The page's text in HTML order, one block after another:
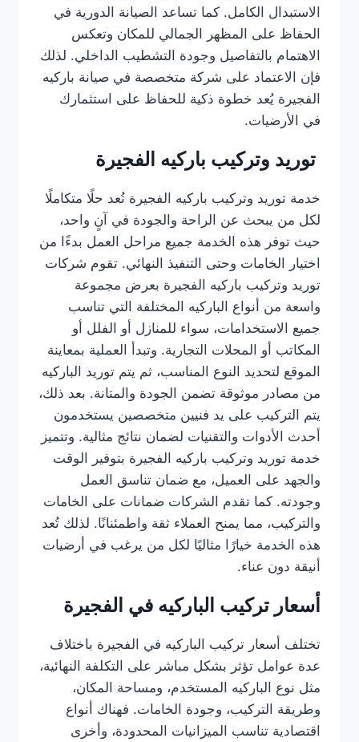
الاستبدال الكامل. كما تساعد الصيانة الدورية في
الحفاظ على المظهر الجمالي للمكان وتعكس
الاهتمام بالتفاصيل وجودة التشطيب الداخلي. لذلك
فإن الاعتماد على شركة متخصصة في صيانة باركيه
الفجيرة يُعد خطوة ذكية للحفاظ على استثمارك
في الأرضيات.
توريد وتركيب باركيه الفجيرة
خدمة توريد وتركيب باركيه الفجيرة تُعد حلًا متكاملًا
لكل من يبحث عن الراحة والجودة في آنٍ واحد،
حيث توفر هذه الخدمة جميع مراحل العمل بدءًا من
اختيار الخامات وحتى التنفيذ النهائي. تقوم شركات
توريد وتركيب باركيه الفجيرة بعرض مجموعة
واسعة من أنواع الباركيه المختلفة التي تناسب
جميع الاستخدامات، سواء للمنازل أو الفلل أو
المكاتب أو المحلات التجارية. وتبدأ العملية بمعاينة
الموقع لتحديد النوع المناسب، ثم يتم توريد الباركيه
من مصادر موثوقة تضمن الجودة والمتانة. بعد ذلك،
يتم التركيب على يد فنيين متخصصين يستخدمون
أحدث الأدوات والتقنيات لضمان نتائج مثالية. وتتميز
خدمة توريد وتركيب باركيه الفجيرة بتوفير الوقت
والجهد على العميل، مع ضمان تناسق العمل
وجودته. كما تقدم الشركات ضمانات على الخامات
والتركيب، مما يمنح العملاء ثقة واطمئنانًا. لذلك تُعد
هذه الخدمة خيارًا مثاليًا لكل من يرغب في أرضيات
أنيقة دون عناء.
أسعار تركيب الباركيه في الفجيرة
تختلف أسعار تركيب الباركيه في الفجيرة باختلاف
عدة عوامل تؤثر بشكل مباشر على التكلفة النهائية،
مثل نوع الباركيه المستخدم، ومساحة المكان،
وطريقة التركيب، وجودة الخامات. فهناك أنواع
اقتصادية تناسب الميزانيات المحدودة، وأخرى